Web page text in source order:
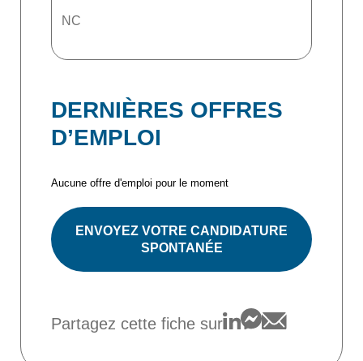
NC
DERNIÈRES OFFRES
D’EMPLOI
Aucune offre d'emploi pour le moment
ENVOYEZ VOTRE CANDIDATURE
SPONTANÉE
Partagez cette fiche sur